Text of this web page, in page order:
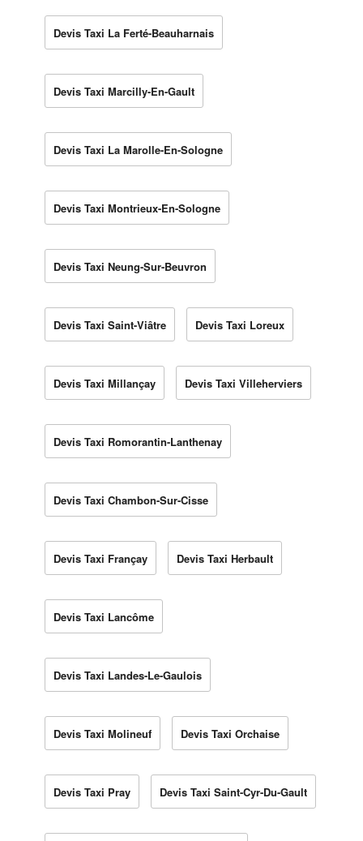
Devis Taxi La Ferté-Beauharnais
Devis Taxi Marcilly-En-Gault
Devis Taxi La Marolle-En-Sologne
Devis Taxi Montrieux-En-Sologne
Devis Taxi Neung-Sur-Beuvron
Devis Taxi Saint-Viâtre Devis Taxi Loreux
Devis Taxi Millançay Devis Taxi Villeherviers
Devis Taxi Romorantin-Lanthenay
Devis Taxi Chambon-Sur-Cisse
Devis Taxi Françay Devis Taxi Herbault
Devis Taxi Lancôme
Devis Taxi Landes-Le-Gaulois
Devis Taxi Molineuf Devis Taxi Orchaise
Devis Taxi Pray Devis Taxi Saint-Cyr-Du-Gault